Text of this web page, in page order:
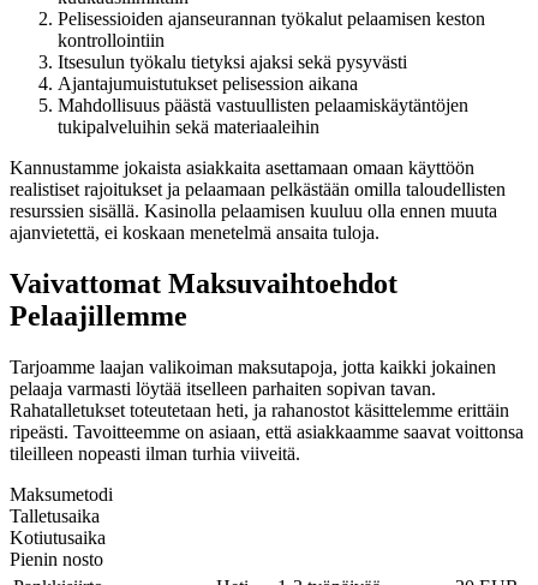
Pelisessioiden ajanseurannan työkalut pelaamisen keston
kontrollointiin
Itsesulun työkalu tietyksi ajaksi sekä pysyvästi
Ajantajumuistutukset pelisession aikana
Mahdollisuus päästä vastuullisten pelaamiskäytäntöjen
tukipalveluihin sekä materiaaleihin
Kannustamme jokaista asiakkaita asettamaan omaan käyttöön
realistiset rajoitukset ja pelaamaan pelkästään omilla taloudellisten
resurssien sisällä. Kasinolla pelaamisen kuuluu olla ennen muuta
ajanvietettä, ei koskaan menetelmä ansaita tuloja.
Vaivattomat Maksuvaihtoehdot
Pelaajillemme
Tarjoamme laajan valikoiman maksutapoja, jotta kaikki jokainen
pelaaja varmasti löytää itselleen parhaiten sopivan tavan.
Rahatalletukset toteutetaan heti, ja rahanostot käsittelemme erittäin
ripeästi. Tavoitteemme on asiaan, että asiakkaamme saavat voittonsa
tileilleen nopeasti ilman turhia viiveitä.
Maksumetodi
Talletusaika
Kotiutusaika
Pienin nosto